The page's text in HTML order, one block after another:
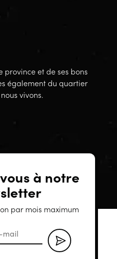
province et de ses bons
également du quartier
vivons.
à notre
par mois maximum